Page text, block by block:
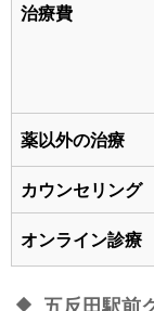
治療費
薬以外の治療
カウンセリング
オンライン診療
五反田駅前